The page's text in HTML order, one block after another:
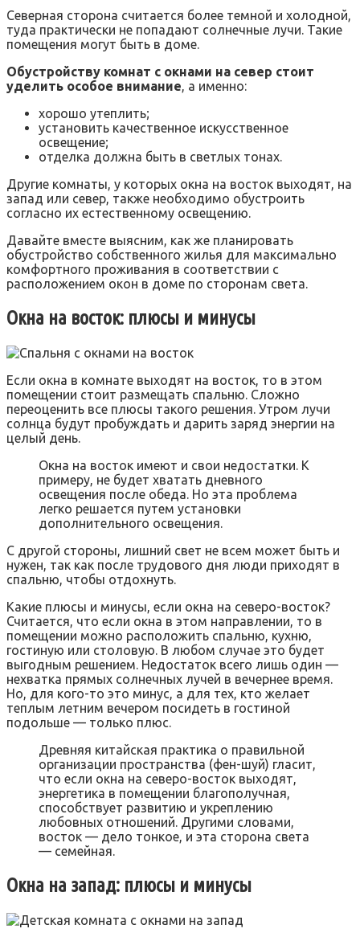
Северная сторона считается более темной и холодной,
туда практически не попадают солнечные лучи. Такие
помещения могут быть в доме.
Обустройству комнат с окнами на север стоит
уделить особое внимание, а именно:
хорошо утеплить;
установить качественное искусственное
освещение;
отделка должна быть в светлых тонах.
Другие комнаты, у которых окна на восток выходят, на
запад или север, также необходимо обустроить
согласно их естественному освещению.
Давайте вместе выясним, как же планировать
обустройство собственного жилья для максимально
комфортного проживания в соответствии с
расположением окон в доме по сторонам света.
Окна на восток: плюсы и минусы
Если окна в комнате выходят на восток, то в этом
помещении стоит размещать спальню. Сложно
переоценить все плюсы такого решения. Утром лучи
солнца будут пробуждать и дарить заряд энергии на
целый день.
Окна на восток имеют и свои недостатки. К
примеру, не будет хватать дневного
освещения после обеда. Но эта проблема
легко решается путем установки
дополнительного освещения.
С другой стороны, лишний свет не всем может быть и
нужен, так как после трудового дня люди приходят в
спальню, чтобы отдохнуть.
Какие плюсы и минусы, если окна на северо-восток?
Считается, что если окна в этом направлении, то в
помещении можно расположить спальню, кухню,
гостиную или столовую. В любом случае это будет
выгодным решением. Недостаток всего лишь один —
нехватка прямых солнечных лучей в вечернее время.
Но, для кого-то это минус, а для тех, кто желает
теплым летним вечером посидеть в гостиной
подольше — только плюс.
Древняя китайская практика о правильной
организации пространства (фен-шуй) гласит,
что если окна на северо-восток выходят,
энергетика в помещении благополучная,
способствует развитию и укреплению
любовных отношений. Другими словами,
восток — дело тонкое, и эта сторона света
— семейная.
Окна на запад: плюсы и минусы